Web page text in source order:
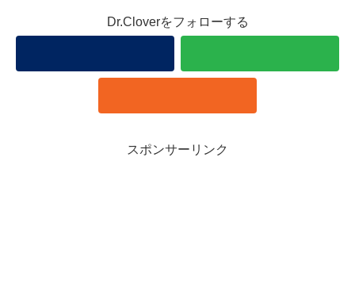
Dr.Cloverをフォローする
スポンサーリンク